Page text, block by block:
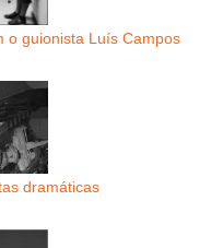
o guionista Luís Campos
dramáticas